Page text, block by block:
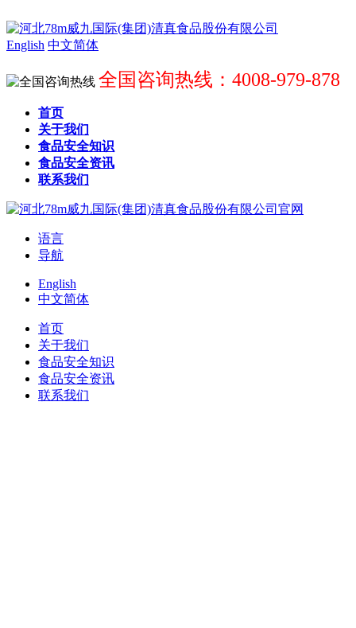
English 中文简体
全国咨询热线：4008-979-878
首页
关于我们
食品安全知识
食品安全资讯
联系我们
语言
导航
English
中文简体
首页
关于我们
食品安全知识
食品安全资讯
联系我们